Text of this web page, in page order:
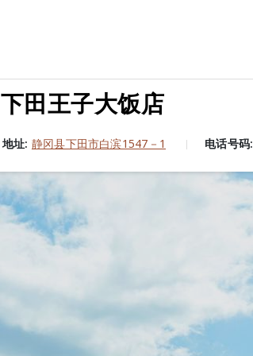
下田王子大饭店
地址: 静冈县下田市白滨1547－1 电话号码: